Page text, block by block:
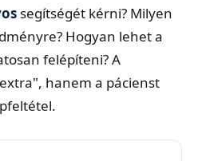
segítségét kérni? Milyen
Hogyan lehet a
felépíteni? A
hanem a pácienst